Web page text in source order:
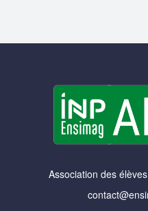
Association des